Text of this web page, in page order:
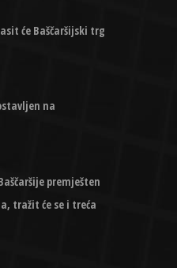
će Baščaršijski trg
na
premješten
tražit će se i treća